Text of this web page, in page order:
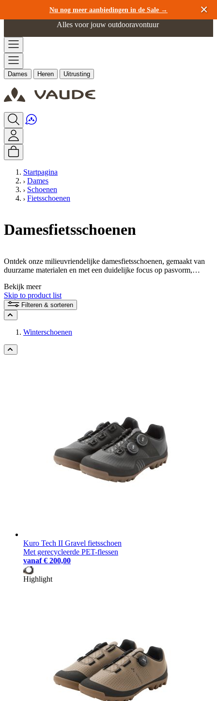
Nu nog meer aanbiedingen in de Sale →
Ga naar de inhoud
Alles voor jouw outdooravontuur
Dames Heren Uitrusting
Startpagina
Dames
Schoenen
Fietsschoenen
Damesfietsschoenen
Ontdek onze milieuvriendelijke damesfietsschoenen, gemaakt van
duurzame materialen en met een duidelijke focus op pasvorm,
maximaal comfort voor je fietstochten, maar maken ook een sterk
statement voor duurzaamheid en milieubescherming.
Bekijk meer
Skip to product list
Filteren & sorteren
Winterschoenen
Kuro Tech II Gravel fietsschoen
Met gerecycleerde PET-flessen
vanaf € 200,00
Highlight